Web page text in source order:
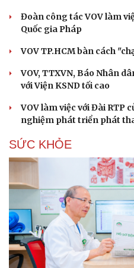
Đoàn công tác VOV làm
Quốc gia Pháp
VOV TP.HCM bàn cách
VOV, TTXVN, Báo Nhân
với Viện KSND tối cao
VOV làm việc với Đài RTP
nghiệm phát triển phát
SỨC KHỎE